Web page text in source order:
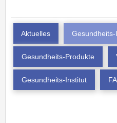
Aktuelles Gesundheits-
Gesundheits-Produkte
Gesundheits-Institut